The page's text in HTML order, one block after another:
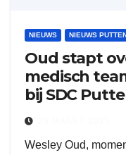
NIEUWS NIEUWS
Oud stapt
medisch
bij SDC
Wesley Oud,